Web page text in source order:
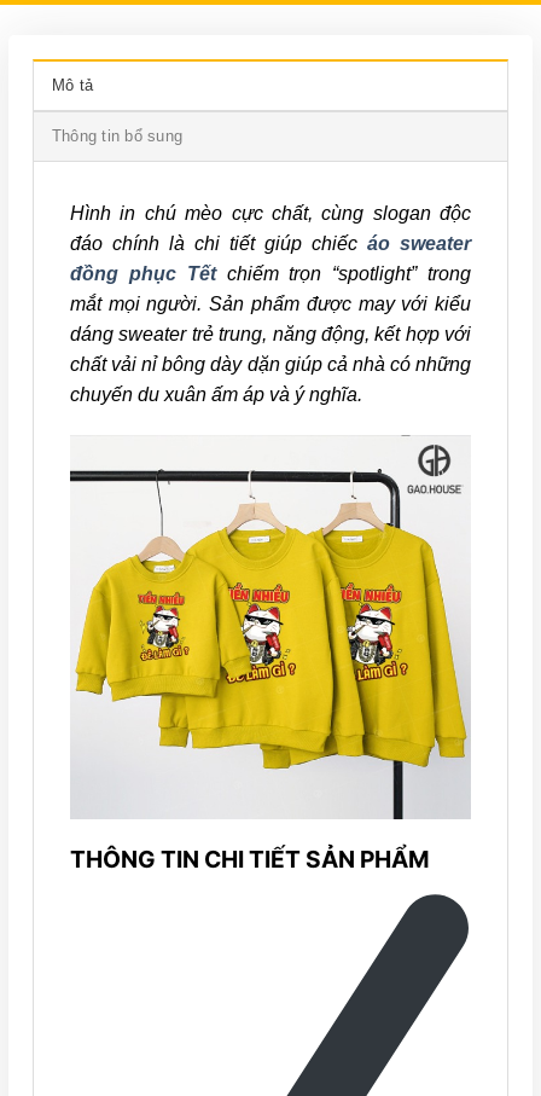
Mô tả
Thông tin bổ sung
Hình in chú mèo cực chất, cùng slogan độc
đáo chính là chi tiết giúp chiếcáo sweater
đồng phục Tếtchiếm trọn “spotlight” trong
mắt mọi người. Sản phẩm được may với kiểu
dáng sweater trẻ trung, năng động, kết hợp với
chất vải nỉ bông dày dặn giúp cả nhà có những
chuyến du xuân ấm áp và ý nghĩa.
THÔNG TIN CHI TIẾT SẢN PHẨM